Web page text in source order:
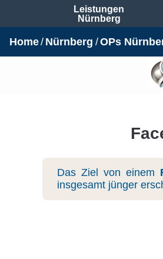
Leistungen
Nürnberg
Home Nürnberg OPs
Das Ziel von einem
insgesamt jünger